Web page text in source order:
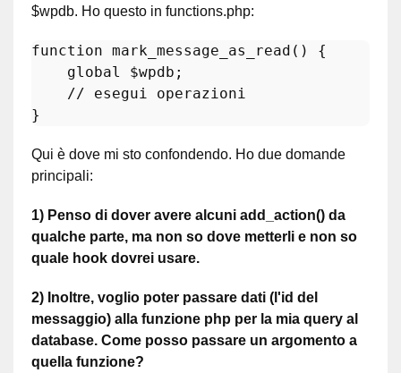
$wpdb. Ho questo in functions.php:
function mark_message_as_read ( ) {
global
$wpdb ;
// esegui operazioni
Qui è dove mi sto confondendo. Ho due domande
principali:
1) Penso di dover avere alcuni add_action() da
qualche parte, ma non so dove metterli e non so
quale hook dovrei usare.
2) Inoltre, voglio poter passare dati (l'id del
messaggio) alla funzione php per la mia query al
database. Come posso passare un argomento a
quella funzione?